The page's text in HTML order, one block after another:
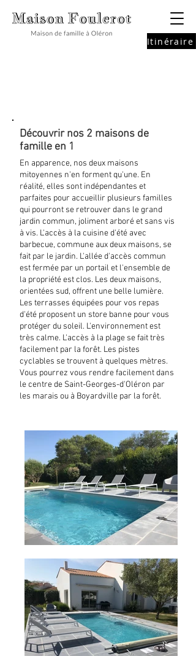
Itinéraire
Découvrir nos 2 maisons de
famille en 1
En apparence, nos deux maisons
mitoyennes n'en forment qu'une. En
réalité, elles sont indépendantes et
parfaites pour accueillir plusieurs familles
qui pourront se retrouver dans le grand
jardin commun, joliment arboré et sans vis
à vis. L'accès à la cuisine d'été avec
barbecue, commune aux deux maisons, se
fait par le jardin. L'allée d'accès commun
est fermée par un portail et l'ensemble de
la propriété est clos. Les deux maisons,
orientées sud, offrent une belle lumière.
Les terrasses équipées pour vos repas
d'été proposent un store banne pour vous
protéger du soleil. L'environnement est
très calme. L'accès à la plage se fait très
facilement par la forêt. Les pistes
cyclables se trouvent à quelques mètres.
Vous pourrez vous rendre facilement dans
le centre de Saint-Georges-d'Oléron par
les marais ou à Boyardville par la forêt.